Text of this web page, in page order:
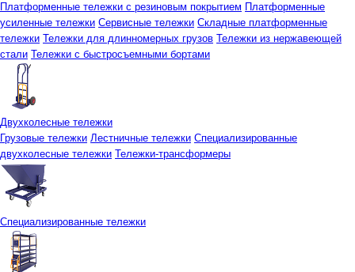
Платформенные тележки с резиновым покрытием Платформенные
усиленные тележки Сервисные тележки Складные платформенные
тележки Тележки для длинномерных грузов Тележки из нержавеющей
стали Тележки с быстросъемными бортами
Двухколесные тележки
Грузовые тележки Лестничные тележки Специализированные
двухколесные тележки Тележки-трансформеры
Специализированные тележки